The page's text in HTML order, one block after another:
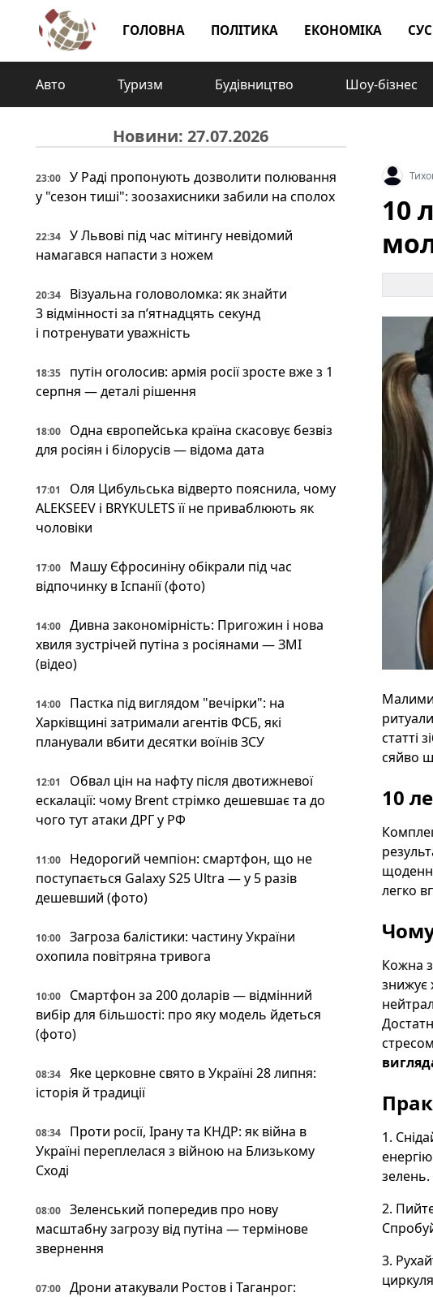
ГОЛОВНА ПОЛІТИКА ЕКОНОМІКА
Авто Туризм Будівництво Шоу-бізнес
Новини: 27.07.2026
23:00
У Раді пропонують дозволити полювання
у "сезон тиші": зоозахисники забили на сполох
22:34
У Львові під час мітингу невідомий
намагався напасти з ножем
20:34
Візуальна головоломка: як знайти
3 відмінності за п’ятнадцять секунд
і потренувати уважність
18:35
путін оголосив: армія росії зросте вже з 1
серпня — деталі рішення
18:00
Одна європейська країна скасовує безвіз
для росіян і білорусів — відома дата
17:01
Оля Цибульська відверто пояснила, чому
ALEKSEEV і BRYKULETS її не приваблюють як
чоловіки
17:00
Машу Єфросиніну обікрали під час
відпочинку в Іспанії (фото)
14:00
Дивна закономірність: Пригожин і нова
хвиля зустрічей путіна з росіянами — ЗМІ
(відео)
14:00
Пастка під виглядом "вечірки": на
Харківщині затримали агентів ФСБ, які
планували вбити десятки воїнів ЗСУ
12:01
Обвал цін на нафту після двотижневої
ескалації: чому Brent стрімко дешевшає та до
чого тут атаки ДРГ у РФ
11:00
Недорогий чемпіон: смартфон, що не
поступається Galaxy S25 Ultra — у 5 разів
дешевший (фото)
10:00
Загроза балістики: частину України
охопила повітряна тривога
10:00
Смартфон за 200 доларів — відмінний
вибір для більшості: про яку модель йдеться
(фото)
08:34
Яке церковне свято в Україні 28 липня:
історія й традиції
08:34
Проти росії, Ірану та КНДР: як війна в
Україні переплелася з війною на Близькому
Сході
08:00
Зеленський попередив про нову
масштабну загрозу від путіна — термінове
звернення
07:00
Дрони атакували Ростов і Таганрог:
10
Малими
статті
сяйво
10
легко
Кожна
знижує
1.
зелень.
2.
3.